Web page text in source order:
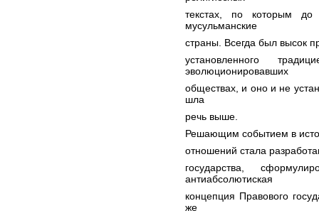
текстах, по которым
мусульманские
страны. Всегда был высок
установленного
эволюционировавших
обществах, и оно и не
шла
речь выше.
Решающим событием в
отношений стала
государства,
антиабсолютиская
концепция Правового
же